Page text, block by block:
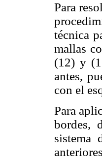
Para
técnica
mallas
(12) y
antes,
con el
Para
bordes,
sistema